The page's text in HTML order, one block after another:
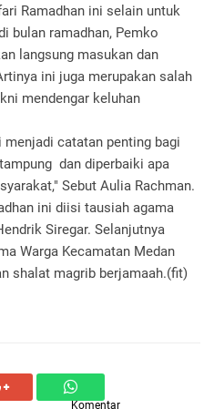
Ramadhan ini selain untuk
bulan ramadhan, Pemko
langsung masukan dan
ini juga merupakan salah
mendengar keluhan
catatan penting bagi
dan diperbaiki apa
Sebut Aulia Rachman.
ini diisi tausiah agama
Siregar. Selanjutnya
Warga Kecamatan Medan
shalat magrib berjamaah.(fit)
Komentar